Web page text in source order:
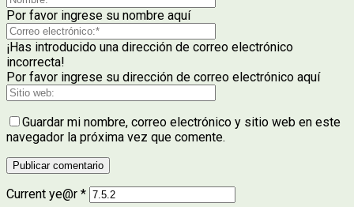
Por favor ingrese su nombre aquí
¡Has introducido una dirección de correo electrónico
incorrecta!
Por favor ingrese su dirección de correo electrónico aquí
Guardar mi nombre, correo electrónico y sitio web en este
navegador la próxima vez que comente.
Current ye@r *